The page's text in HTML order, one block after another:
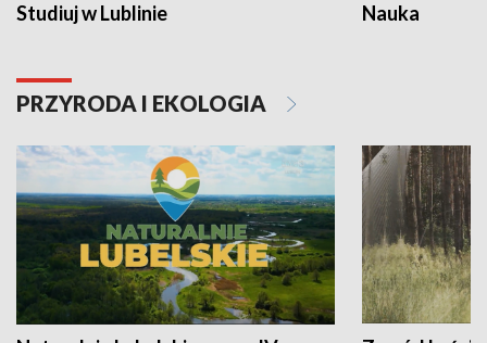
Studiuj w Lublinie Nauka
PRZYRODA I EKOLOGIA